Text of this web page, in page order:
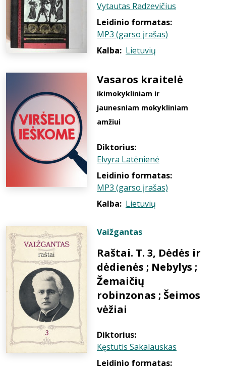
Vytautas Radzevičius
Leidinio formatas:
MP3 (garso įrašas)
Kalba: Lietuvių
Vasaros kraitelė
ikimokykliniam ir
jaunesniam mokykliniam
amžiui
Diktorius:
Elvyra Latėnienė
Leidinio formatas:
MP3 (garso įrašas)
Kalba: Lietuvių
Vaižgantas
Raštai. T. 3, Dėdės ir
dėdienės ; Nebylys ;
Žemaičių
robinzonas ; Šeimos
vėžiai
Diktorius:
Kęstutis Sakalauskas
Leidinio formatas: